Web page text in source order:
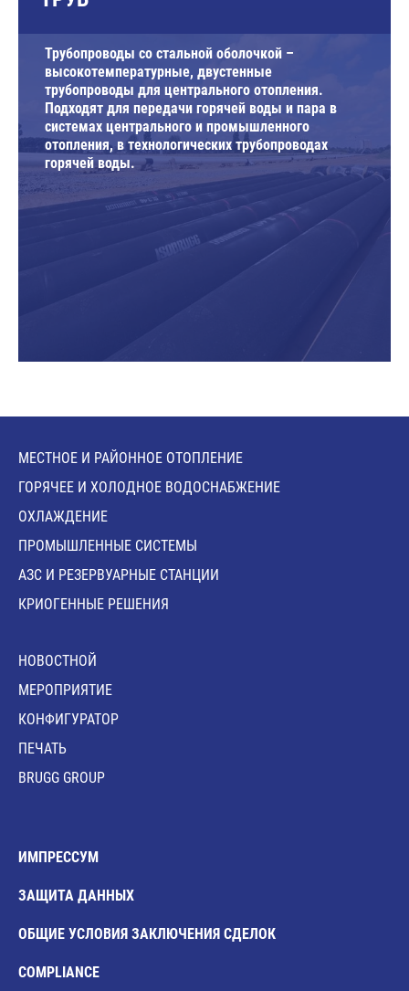
Трубопроводы со стальной оболочкой –
высокотемпературные, двустенные
трубопроводы для центрального отопления.
Подходят для передачи горячей воды и пара в
системах центрального и промышленного
отопления, в технологических трубопроводах
горячей воды.
МЕСТНОЕ И РАЙОННОЕ ОТОПЛЕНИЕ
ГОРЯЧЕЕ И ХОЛОДНОЕ ВОДОСНАБЖЕНИЕ
ОХЛАЖДЕНИЕ
ПРОМЫШЛЕННЫЕ СИСТЕМЫ
АЗС И РЕЗЕРВУАРНЫЕ СТАНЦИИ
КРИОГЕННЫЕ РЕШЕНИЯ
HОВОСТНОЙ
MЕРОПРИЯТИЕ
КОНФИГУРАТОР
ПЕЧАТЬ
BRUGG GROUP
ИМПРЕССУМ
ЗАЩИТА ДАННЫХ
ОБЩИЕ УСЛОВИЯ ЗАКЛЮЧЕНИЯ СДЕЛОК
COMPLIANCE